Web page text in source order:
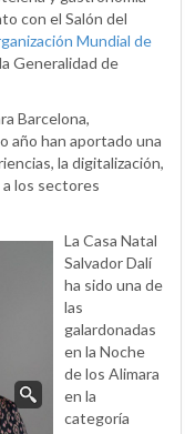
con el Salón del
Mundial de
Generalidad de
Barcelona,
año han aportado una
la digitalización,
los sectores
La Casa Natal
Salvador Dalí
ha sido una de
las
galardonadas
en la Noche
de los Alimara
en la
categoría